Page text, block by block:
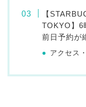
【
TOKYO】6
前日予約が
アクセス